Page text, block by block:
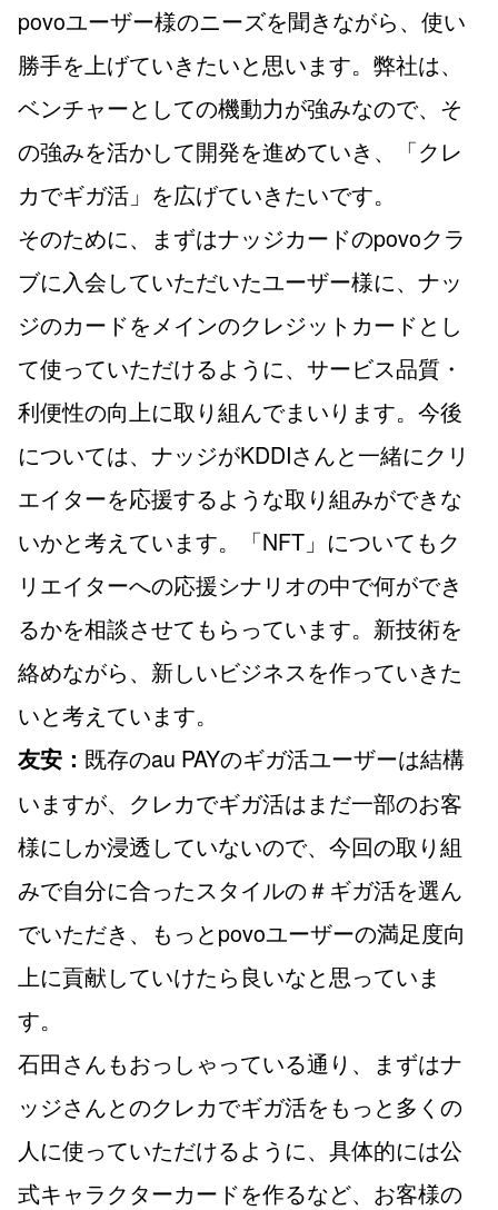
povoユーザー様のニーズを聞きながら、使い
勝手を上げていきたいと思います。弊社は、
ベンチャーとしての機動力が強みなので、そ
の強みを活かして開発を進めていき、「クレ
カでギガ活」を広げていきたいです。
そのために、まずはナッジカードのpovoクラ
ブに入会していただいたユーザー様に、ナッ
ジのカードをメインのクレジットカードとし
て使っていただけるように、サービス品質・
利便性の向上に取り組んでまいります。今後
については、ナッジがKDDIさんと一緒にクリ
エイターを応援するような取り組みができな
いかと考えています。「NFT」についてもク
リエイターへの応援シナリオの中で何ができ
るかを相談させてもらっています。新技術を
絡めながら、新しいビジネスを作っていきた
いと考えています。
友安： 既存のau PAYのギガ活ユーザーは結構
いますが、クレカでギガ活はまだ一部のお客
様にしか浸透していないので、今回の取り組
みで自分に合ったスタイルの＃ギガ活を選ん
でいただき、もっとpovoユーザーの満足度向
上に貢献していけたら良いなと思っていま
す。
石田さんもおっしゃっている通り、まずはナ
ッジさんとのクレカでギガ活をもっと多くの
人に使っていただけるように、具体的には公
式キャラクターカードを作るなど、お客様の